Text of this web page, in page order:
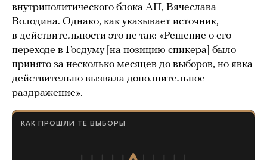
внутриполитического блока АП, Вячеслава
Володина. Однако, как указывает источник,
в действительности это не так: «Решение о его
переходе в Госдуму [на позицию спикера] было
принято за несколько месяцев до выборов, но явка
действительно вызвала дополнительное
раздражение».
КАК ПРОШЛИ ТЕ ВЫБОРЫ